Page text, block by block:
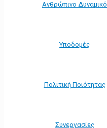
Ανθρώπινο Δυναμικό
Υποδομές
Πολιτική Ποιότητας
Συνεργασίες